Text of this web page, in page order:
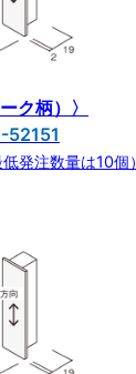
ク柄）〉
52151
発注数量は10個）